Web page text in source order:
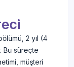
2 yıl (4
Bu süreçte
müşteri